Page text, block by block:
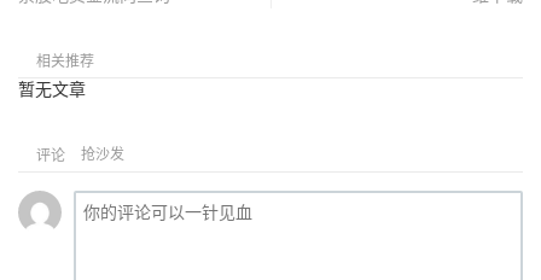
相关推荐
暂无文章
评论 抢沙发